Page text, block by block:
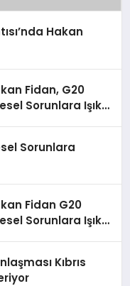
Hakan
Fidan, G20
Sorunlara Işık
Sorunlara
Fidan G20
Sorunlara Işık
Kıbrıs